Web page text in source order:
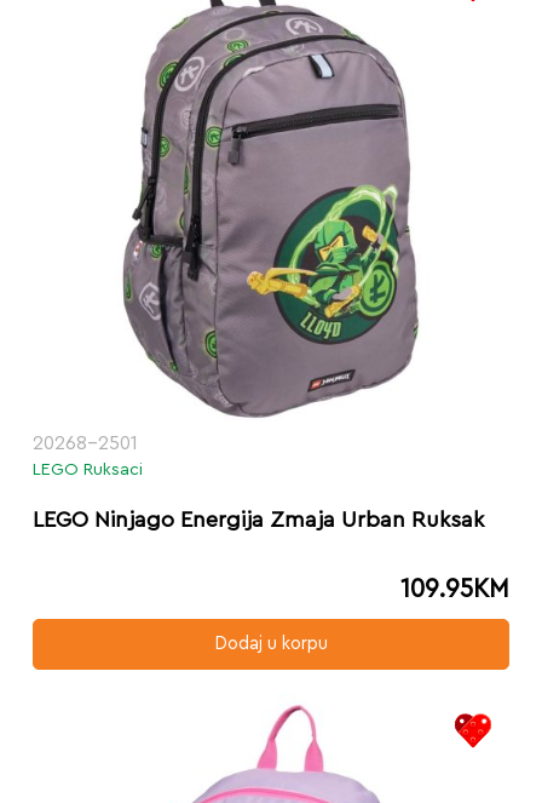
20268-2501
LEGO Ruksaci
LEGO Ninjago Energija Zmaja Urban Ruksak
109.95KM
Dodaj u korpu